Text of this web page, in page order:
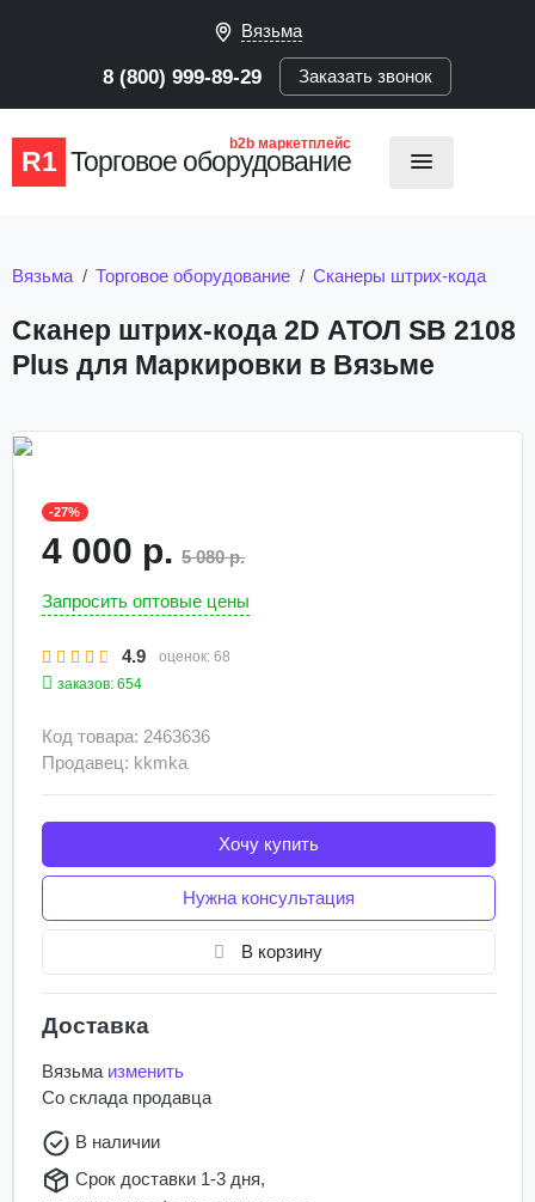
Вязьма
8 (800) 999-89-29 Заказать звонок
R1 Торговое оборудование
b2b маркетплейс
Вязьма Торговое оборудование Сканеры штрих-кода
Сканер штрих-кода 2D АТОЛ SB 2108
Plus для Маркировки в Вязьме
-27%
4 000 р. 5 080 р.
Запросить оптовые цены
4.9 оценок: 68
заказов: 654
Код товара: 2463636
Продавец: kkmka
Хочу купить
Нужна консультация
В корзину
Доставка
Вязьма изменить
Со склада продавца
В наличии
Срок доставки 1-3 дня,